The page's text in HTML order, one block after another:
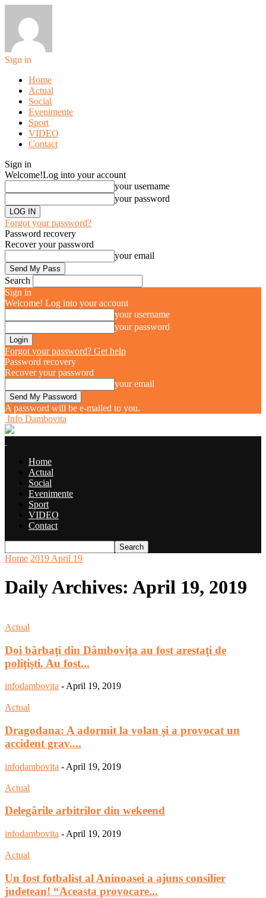
Sign in
Home
Actual
Social
Evenimente
Sport
VIDEO
Contact
Sign in
Welcome!Log into your account
your username
your password
Forgot your password?
Password recovery
Recover your password
your email
Search
Sign in
Welcome! Log into your account
your username
your password
Forgot your password? Get help
Password recovery
Recover your password
your email
A password will be e-mailed to you.
Info Dambovita
Home
Actual
Social
Evenimente
Sport
VIDEO
Contact
Home 2019 April 19
Daily Archives: April 19, 2019
Actual
Doi bărbaţi din Dâmboviţa au fost arestaţi de
poliţişti. Au fost...
infodambovita - April 19, 2019
Actual
Dragodana: A adormit la volan şi a provocat un
accident grav....
infodambovita - April 19, 2019
Actual
Delegările arbitrilor din wekeend
infodambovita - April 19, 2019
Actual
Un fost fotbalist al Aninoasei a ajuns consilier
judetean! “Aceasta provocare...